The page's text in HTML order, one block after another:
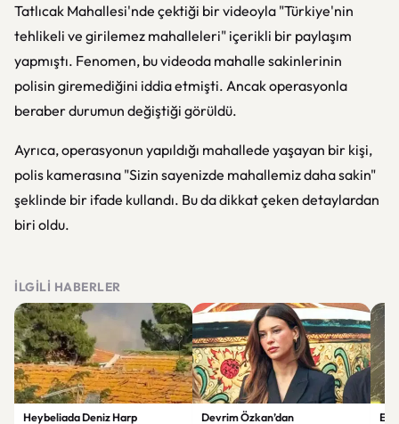
Tatlıcak Mahallesi'nde çektiği bir videoyla "Türkiye'nin
tehlikeli ve girilemez mahalleleri" içerikli bir paylaşım
yapmıştı. Fenomen, bu videoda mahalle sakinlerinin
polisin giremediğini iddia etmişti. Ancak operasyonla
beraber durumun değiştiği görüldü.
Ayrıca, operasyonun yapıldığı mahallede yaşayan bir kişi,
polis kamerasına "Sizin sayenizde mahallemiz daha sakin"
şeklinde bir ifade kullandı. Bu da dikkat çeken detaylardan
biri oldu.
İLGILI HABERLER
Heybeliada Deniz Harp
Devrim Özkan’dan